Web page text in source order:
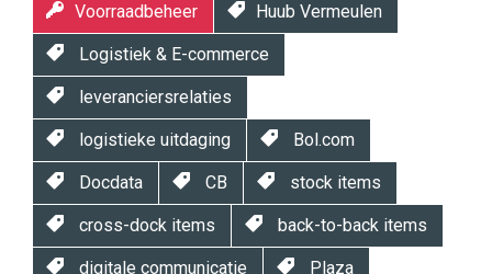
Voorraadbeheer Huub Vermeulen
Logistiek & E-commerce
leveranciersrelaties
logistieke uitdaging Bol.com
Docdata CB stock items
cross-dock items back-to-back items
digitale communicatie Plaza